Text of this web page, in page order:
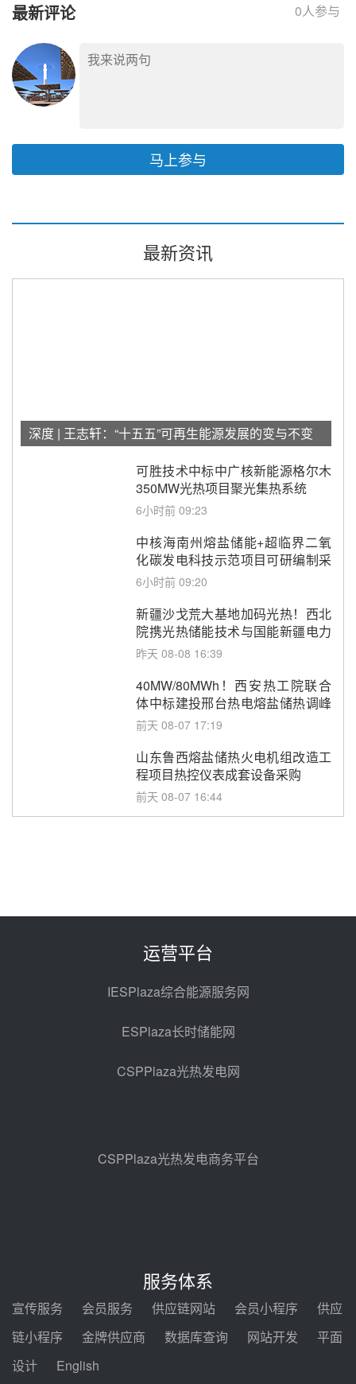
最新评论 0人参与
马上参与
最新资讯
深度 | 王志轩：“十五五”可再生能源发展的变与不变
可胜技术中标中广核新能源格尔木
350MW光热项目聚光集热系统
6小时前 09:23
中核海南州熔盐储能+超临界二氧
化碳发电科技示范项目可研编制采
购
6小时前 09:20
新疆沙戈荒大基地加码光热！西北
院携光热储能技术与国能新疆电力
深化战略合作
昨天 08-08 16:39
40MW/80MWh！西安热工院联合
体中标建投邢台热电熔盐储热调峰
调频改造EPC项目
前天 08-07 17:19
山东鲁西熔盐储热火电机组改造工
程项目热控仪表成套设备采购
前天 08-07 16:44
组电加热熔盐储能提升机组灵活性
采购
120MW级高导热空冷发电机通过
华电科工金源华电淄博熔盐储热项
目熔盐储罐采购
08-06 11:47
08-06 10:49
热发电工程EPC总承包项目熔盐截
止阀、熔盐三偏心蝶阀采购
昊森机电中标新疆华电天山北麓基
地100MW光热发电工程EPC总承
运营平台
IESPlaza综合能源服务网
ESPlaza长时储能网
CSPPlaza光热发电网
CSPPlaza光热发电商务平台
服务体系
宣传服务 会员服务 供应链网站 会员小程序
供应
链小程序
金牌供应商 数据库查询 网站开发
平面
设计
English